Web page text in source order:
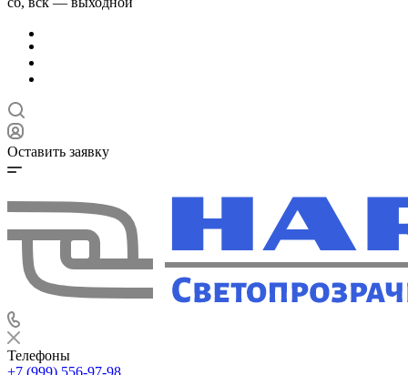
Оставить заявку
Телефоны
+7 (999) 556-97-98